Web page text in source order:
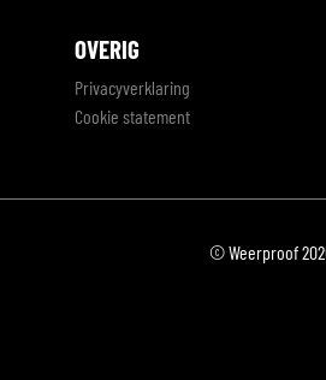
OVERIG
Privacyverklaring
Cookie statement
© Weerproof